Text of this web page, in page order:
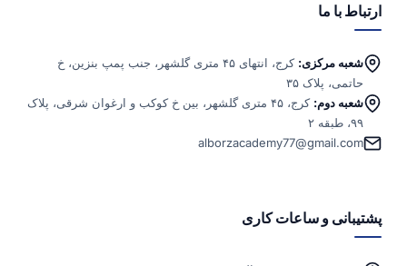
ارتباط با ما
شعبه مرکزی:
کرج، انتهای ۴۵ متری گلشهر، جنب پمپ بنزین، خ
حاتمی، پلاک ۳۵
شعبه دوم:
کرج، ۴۵ متری گلشهر، بین خ کوکب و ارغوان شرقی، پلاک
۹۹، طبقه ۲
alborzacademy77@gmail.com
پشتیبانی و ساعات کاری